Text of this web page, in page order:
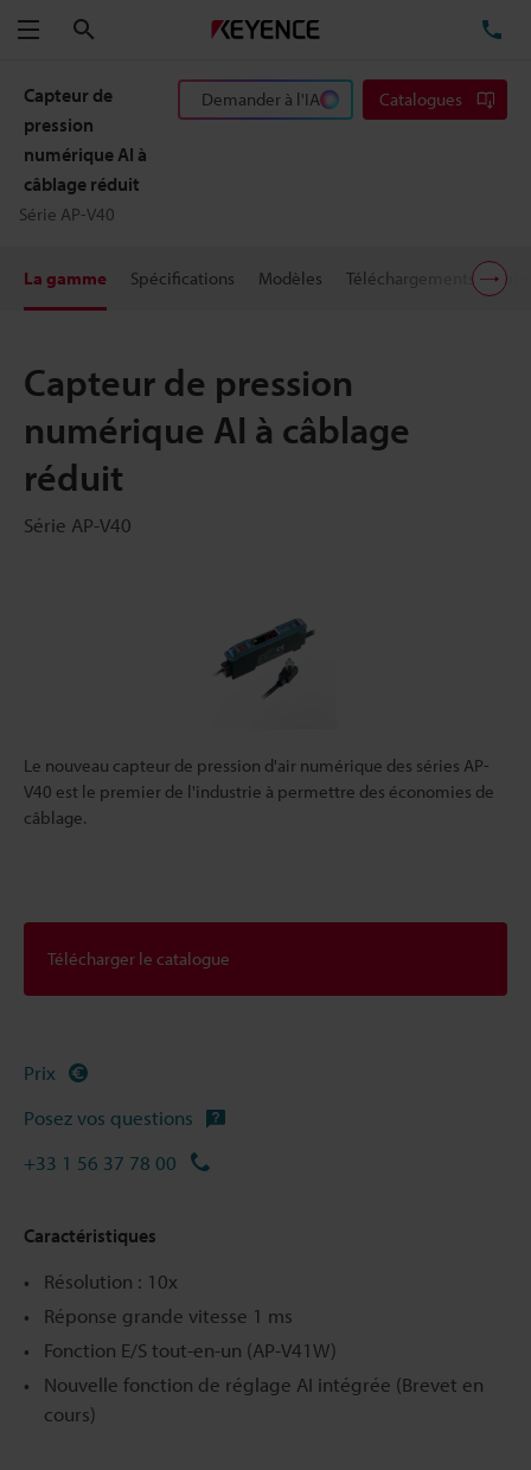
Menu
Capteur de
pression
numérique AI à
câblage réduit
Série AP-V40
Demander à l'IA Catalogues
La gamme Spécifications Modèles Téléchargements Prix
Capteur de pression
numérique AI à câblage
réduit
Série AP-V40
Le nouveau capteur de pression d'air numérique des séries AP-
V40 est le premier de l'industrie à permettre des économies de
câblage.
Télécharger le catalogue
Prix
Posez vos questions
+33 1 56 37 78 00
Caractéristiques
Résolution : 10x
Réponse grande vitesse 1 ms
Fonction E/S tout-en-un (AP-V41W)
Nouvelle fonction de réglage AI intégrée (Brevet en
cours)